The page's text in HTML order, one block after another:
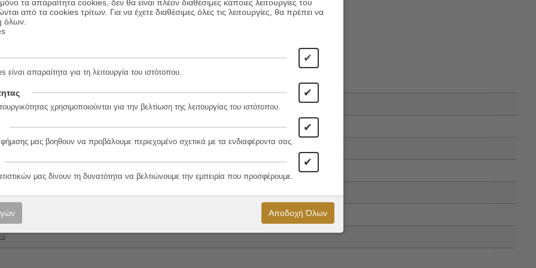
2
τα απαραίτητα cookies, δεν θα είναι πλέον διαθέσιμες κάποιες λειτουργίες του
από τα cookies τρίτων. Για να έχετε διαθέσιμες όλες τις λειτουργίες, θα πρέπει να
όλων.
✔
απαραίτητα για τη λειτουργία του ιστότοπου.
✔
χρησιμοποιούνται για την βελτίωση της λειτουργίας του ιστότοπου.
✔
μας βοηθουν να προβάλουμε περιεχομένο σχετικά με τα ενδιαφέροντα σας.
✔
μας δίνουν τη δυνατότητα να βελτιώνουμε την εμπειρία που προσφέρουμε.
Αποδοχή Όλων